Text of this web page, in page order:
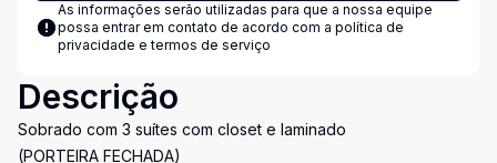
As informações serão utilizadas para que a nossa equipe
possa entrar em contato de acordo com a política de
privacidade e termos de serviço
Descrição
Sobrado com 3 suítes com closet e laminado
(PORTEIRA FECHADA)